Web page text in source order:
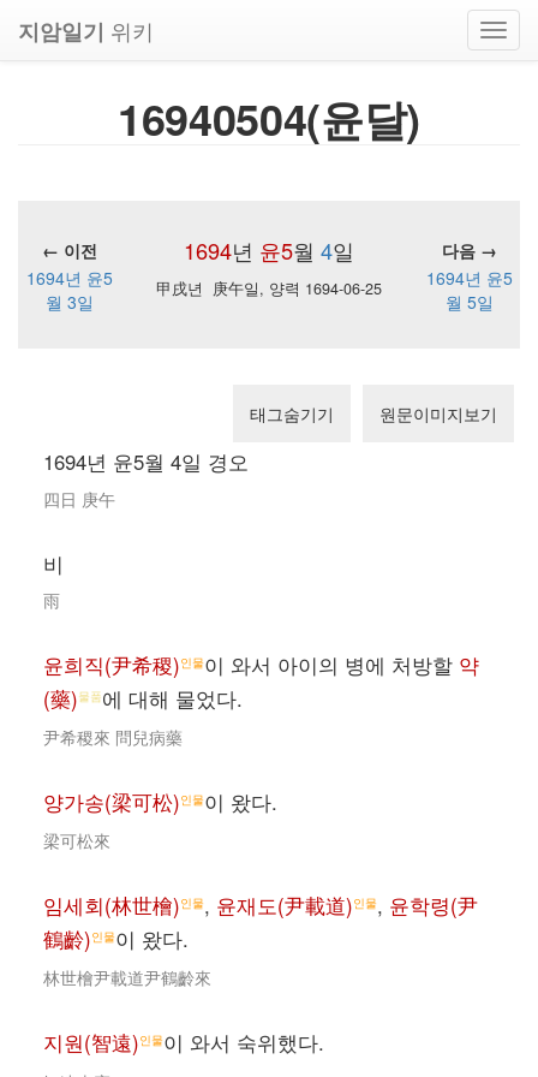
지암일기 위키
16940504(윤달)
1694년 윤5월 4일
← 이전
다음 →
1694년 윤5
월 3일
甲戌년 庚午일, 양력 1694-06-25
1694년 윤5
월 5일
태그숨기기 원문이미지보기
1694년 윤5월 4일 경오
四日 庚午
비
雨
윤희직(尹希稷)인물이 와서 아이의 병에 처방할 약
(藥)물품에 대해 물었다.
尹希稷來 問兒病藥
양가송(梁可松)인물이 왔다.
梁可松來
임세회(林世檜)인물, 윤재도(尹載道)인물, 윤학령(尹
鶴齡)인물이 왔다.
林世檜尹載道尹鶴齡來
지원(智遠)인물이 와서 숙위했다.